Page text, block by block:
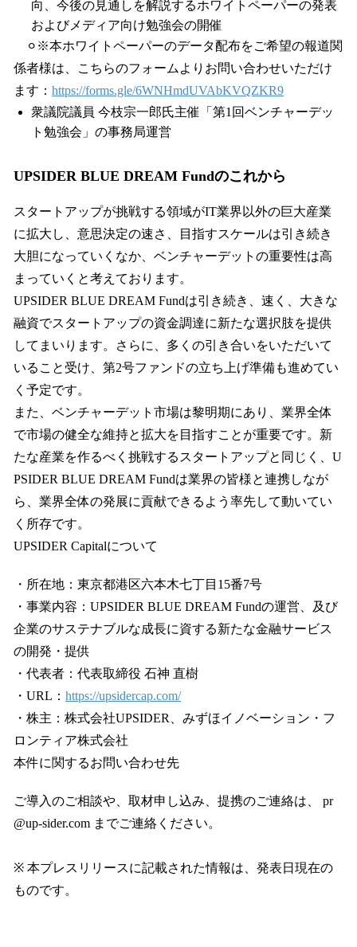
向、今後の見通しを解説するホワイトペーパーの発表
およびメディア向け勉強会の開催
⚪︎※本ホワイトペーパーのデータ配布をご希望の報道関
係者様は、こちらのフォームよりお問い合わせいただけ
ます： https://forms.gle/6WNHmdUVAbKVQZKR9
衆議院議員 今枝宗一郎氏主催「第1回ベンチャーデッ
ト勉強会」の事務局運営
UPSIDER BLUE DREAM Fundのこれから
スタートアップが挑戦する領域がIT業界以外の巨大産業
に拡大し、意思決定の速さ、目指すスケールは引き続き
大胆になっていくなか、ベンチャーデットの重要性は高
まっていくと考えております。
UPSIDER BLUE DREAM Fundは引き続き、速く、大きな
融資でスタートアップの資金調達に新たな選択肢を提供
してまいります。さらに、多くの引き合いをいただいて
いること受け、第2号ファンドの立ち上げ準備も進めてい
く予定です。
また、ベンチャーデット市場は黎明期にあり、業界全体
で市場の健全な維持と拡大を目指すことが重要です。新
たな産業を作るべく挑戦するスタートアップと同じく、U
PSIDER BLUE DREAM Fundは業界の皆様と連携しなが
ら、業界全体の発展に貢献できるよう率先して動いてい
く所存です。
UPSIDER Capitalについて
・所在地：東京都港区六本木七丁目15番7号
・事業内容：UPSIDER BLUE DREAM Fundの運営、及び
企業のサステナブルな成長に資する新たな金融サービス
の開発・提供
・代表者：代表取締役 石神 直樹
・URL： https://upsidercap.com/
・株主：株式会社UPSIDER、みずほイノベーション・フ
ロンティア株式会社
本件に関するお問い合わせ先
ご導入のご相談や、取材申し込み、提携のご連絡は、 pr
@up-sider.com までご連絡ください。
※ 本プレスリリースに記載された情報は、発表日現在の
ものです。